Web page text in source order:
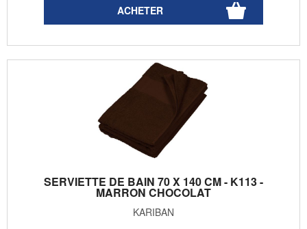
SERVIETTE DE BAIN 70 X 140 CM - K113 -
MARRON CHOCOLAT
KARIBAN